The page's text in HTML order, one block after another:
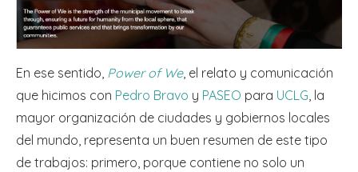
En ese sentido, Power of We, el relato y comunicación
que hicimos con Pedro Bravo y PASEO para UCLG , la
mayor organización de ciudades y gobiernos locales
del mundo, representa un buen resumen de este tipo
de trabajos: primero, porque contiene no solo un